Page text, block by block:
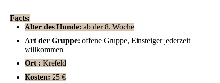
Facts:
Alter des Hunde: ab der 8. Woche
Art der Gruppe: offene Gruppe, Einsteiger jederzeit
willkommen
Ort : Krefeld
Kosten: 25 €